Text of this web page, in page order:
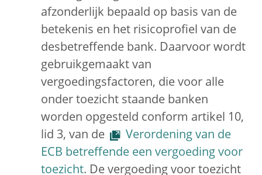
afzonderlijk bepaald op basis van de
betekenis en het risicoprofiel van de
desbetreffende bank. Daarvoor wordt
gebruikgemaakt van
vergoedingsfactoren, die voor alle
onder toezicht staande banken
worden opgesteld conform artikel 10,
lid 3, van de
Verordening van de
ECB betreffende een vergoeding voor
toezicht. De vergoeding voor toezicht